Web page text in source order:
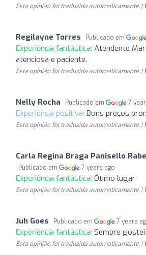
Esta opinião foi traduzida automaticamente. |
Regilayne Torres Publicado em
Experiência fantástica: Atendente
atenciosa e paciente.
Esta opinião foi traduzida automaticamente. |
Nelly Rocha Publicado em 7
Experiência positiva: Bons preços
Esta opinião foi traduzida automaticamente. |
Carla Regina Braga Panisello
Publicado em 7 years ago
Experiência fantástica: Ótimo lugar
Esta opinião foi traduzida automaticamente. |
Juh Goes Publicado em 7 years
Experiência fantástica: Sempre
Esta opinião foi traduzida automaticamente. |